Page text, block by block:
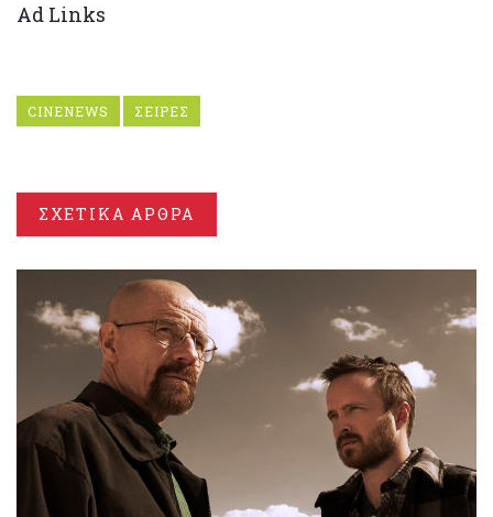
Ad Links
CINENEWS ΣΕΙΡΕΣ
ΣΧΕΤΙΚΑ ΑΡΘΡΑ